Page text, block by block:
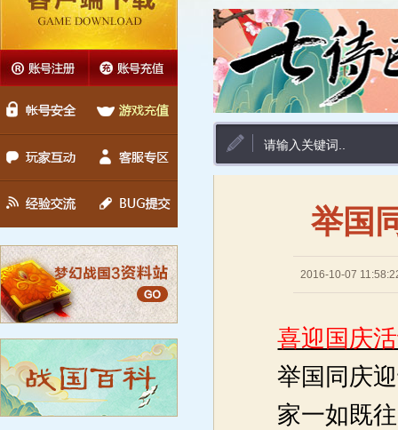
举国
2016-10-07
喜迎国庆
举国同庆
家一如既